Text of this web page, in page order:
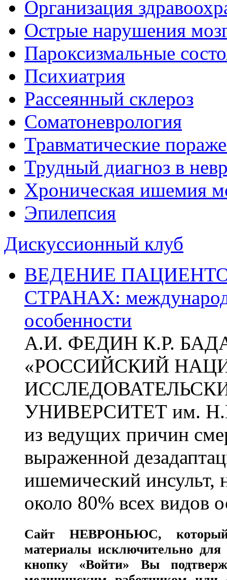
Организация
Острые нарушения
Пароксизмальные
Психиатрия
Рассеянный склероз
Соматоневрология
Травматические
Трудный диагноз в
Хроническая ишемия
Эпилепсия
Дискуссионный клуб
ВЕДЕНИЕ
СТРАНАХ:
особенности
А.И. ФЕДИН К.Р.
«РОССИЙСКИЙ
УНИВЕРСИТЕТ им.
из ведущих причин
выраженной
ишемический инсульт,
около 80% всех видов
СайтНЕВРОНЬЮС,
материалы исключительно для
кнопку «Войти» Вы